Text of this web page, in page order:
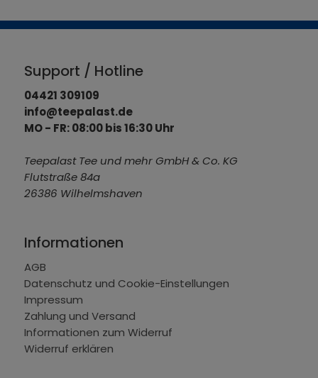
Support / Hotline
04421 309109
info@teepalast.de
MO - FR: 08:00 bis 16:30 Uhr
Teepalast Tee und mehr GmbH & Co. KG
Flutstraße 84a
26386 Wilhelmshaven
Informationen
AGB
Datenschutz und Cookie-Einstellungen
Impressum
Zahlung und Versand
Informationen zum Widerruf
Widerruf erklären